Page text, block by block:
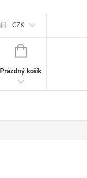
CZK
NÁKUPNÍ
Prázdný košík